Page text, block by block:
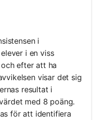
i
i en viss
efter att ha
visar det sig
resultat i
med 8 poäng.
för att identifiera